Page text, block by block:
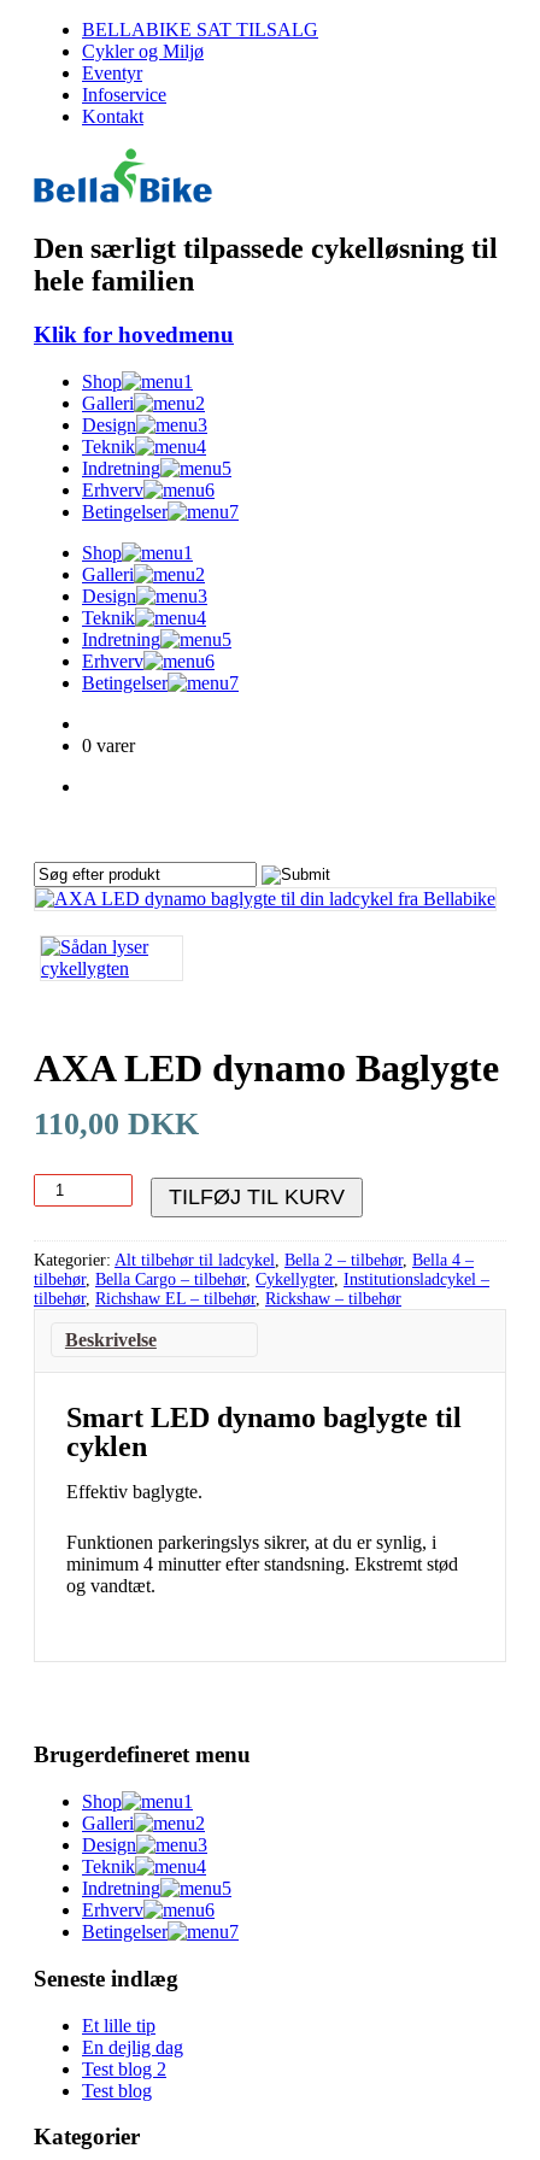
BELLABIKE SAT TILSALG
Cykler og Miljø
Eventyr
Infoservice
Kontakt
Den særligt tilpassede cykelløsning til
hele familien
Klik for hovedmenu
Shop
Galleri
Design
Teknik
Indretning
Erhverv
Betingelser
Shop
Galleri
Design
Teknik
Indretning
Erhverv
Betingelser
0 varer
AXA LED dynamo Baglygte
110,00 DKK
TILFØJ TIL KURV
Kategorier: Alt tilbehør til ladcykel, Bella 2 – tilbehør, Bella 4 –
tilbehør, Bella Cargo – tilbehør, Cykellygter, Institutionsladcykel –
tilbehør, Richshaw EL – tilbehør, Rickshaw – tilbehør
Beskrivelse
Smart LED dynamo baglygte til
cyklen
Effektiv baglygte.
Funktionen parkeringslys sikrer, at du er synlig, i
minimum 4 minutter efter standsning. Ekstremt stød
og vandtæt.
Brugerdefineret menu
Shop
Galleri
Design
Teknik
Indretning
Erhverv
Betingelser
Seneste indlæg
Et lille tip
En dejlig dag
Test blog 2
Test blog
Kategorier